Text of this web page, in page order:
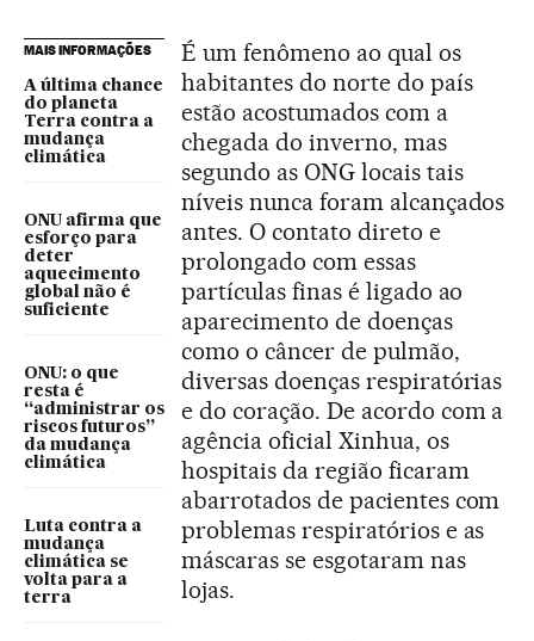
MAIS INFORMAÇÕES
A última chance
do planeta
Terra contra a
mudança
climática
ONU afirma que
esforço para
deter
aquecimento
global não é
suficiente
ONU: o que
resta é
“administrar os
riscos futuros”
da mudança
climática
Luta contra a
mudança
climática se
volta para a
terra
É um fenômeno ao qual os
habitantes do norte do país
estão acostumados com a
chegada do inverno, mas
segundo as ONG locais tais
níveis nunca foram alcançados
antes. O contato direto e
prolongado com essas
partículas finas é ligado ao
aparecimento de doenças
como o câncer de pulmão,
diversas doenças respiratórias
e do coração. De acordo com a
agência oficial Xinhua, os
hospitais da região ficaram
abarrotados de pacientes com
problemas respiratórios e as
máscaras se esgotaram nas
lojas.